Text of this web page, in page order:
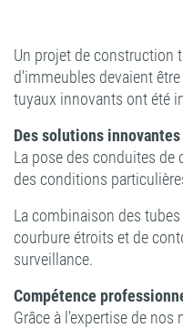
Un projet de construction
d'immeubles devaient
tuyaux innovants ont été
Des solutions
La pose des conduites de
des conditions
La combinaison des tubes
courbure étroits et de
surveillance.
Compétence
Grâce à l'expertise de